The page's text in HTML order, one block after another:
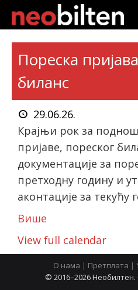
Почетна
Претрага
Актуелно
Подаци
Линкови
О нама
Претплата
Пријава
Пореска
биланс
29.06.26.
Крајњи рок за
пријаве, пореског
документације за
претходну годину и
аконтације за текућу
Више
View full calendar
О нама | Претплата |
© 2016–2026